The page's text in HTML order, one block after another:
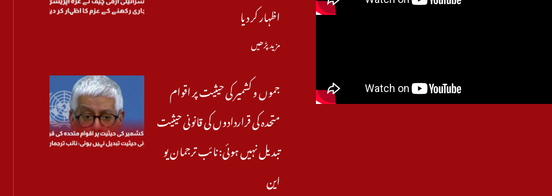
اظہار کر دیا
مزید پڑھیں
جموں و کشمیر کی حیثیت پر اقوام
متحدہ کی قراردادوں کی قانونی حیثیت
تبدیل نہیں ہوئی: نائب ترجمان یو
این